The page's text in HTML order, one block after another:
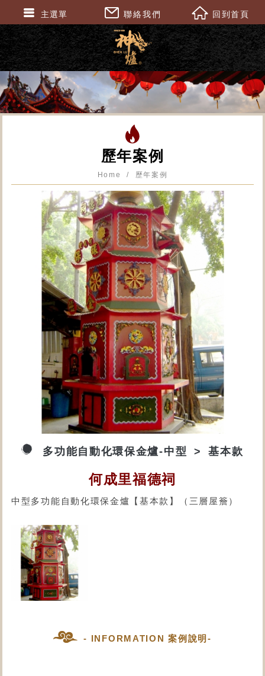
歷年案例
Home 歷年案例
多功能自動化環保金爐-中型 基本款
何成里福德祠
中型多功能自動化環保金爐【基本款】（三層屋簷）
- INFORMATION 案例說明-
主選單 聯絡我們 回到首頁